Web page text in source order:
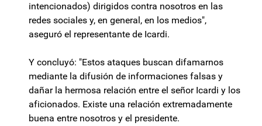
intencionados) dirigidos contra nosotros en las
redes sociales y, en general, en los medios",
aseguró el representante de Icardi.
Y concluyó: "Estos ataques buscan difamarnos
mediante la difusión de informaciones falsas y
dañar la hermosa relación entre el señor Icardi y los
aficionados. Existe una relación extremadamente
buena entre nosotros y el presidente.